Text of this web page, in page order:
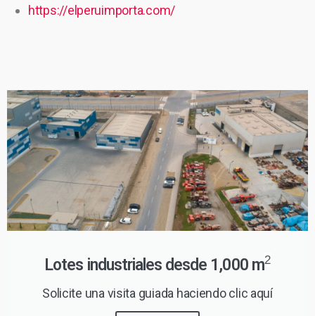
https://elperuimporta.com/
Lotes industriales desde 1,000 m2
Solicite una visita guiada haciendo clic aquí